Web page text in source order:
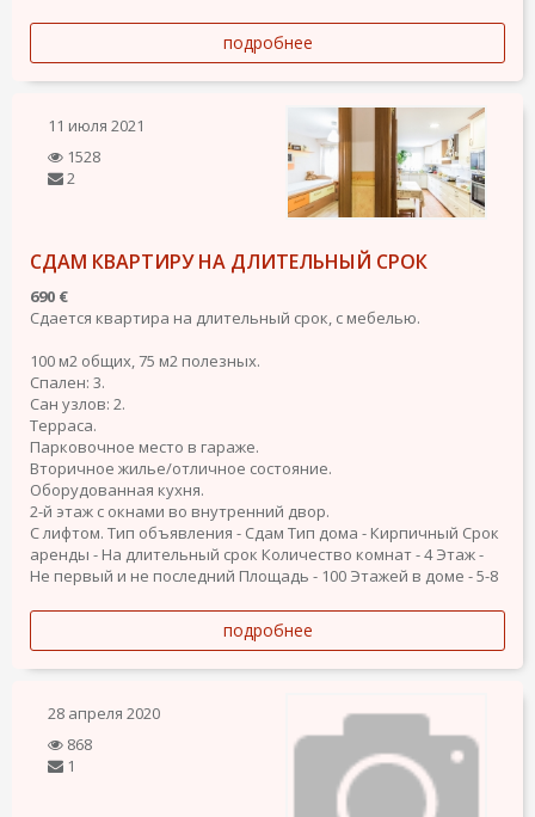
подробнее
11 июля 2021
1528
2
СДАМ КВАРТИРУ НА ДЛИТЕЛЬНЫЙ СРОК
690 €
Сдается квартира на длительный срок, с мебелью.
100 м2 общих, 75 м2 полезных.
Спален: 3.
Сан узлов: 2.
Терраса.
Парковочное место в гараже.
Вторичное жилье/отличное состояние.
Оборудованная кухня.
2-й этаж с окнами во внутренний двор.
С лифтом. Тип объявления - Сдам Тип дома - Кирпичный Срок
аренды - На длительный срок Количество комнат - 4 Этаж -
Не первый и не последний Площадь - 100 Этажей в доме - 5-8
подробнее
28 апреля 2020
868
1